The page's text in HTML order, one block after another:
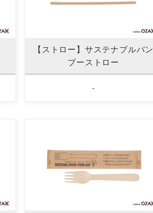
【ストロー】サステナブルバン
ブーストロー
-